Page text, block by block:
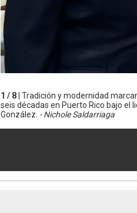
1 / 8 | Tradición y modernidad
seis décadas en Puerto Rico bajo el
González. - Nichole Saldarriaga